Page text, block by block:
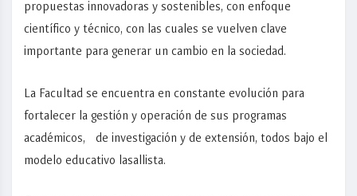
propuestas innovadoras y sostenibles, con enfoque
científico y técnico, con las cuales se vuelven clave
importante para generar un cambio en la sociedad.
La Facultad se encuentra en constante evolución para
fortalecer la gestión y operación de sus programas
académicos, de investigación y de extensión, todos bajo el
modelo educativo lasallista.